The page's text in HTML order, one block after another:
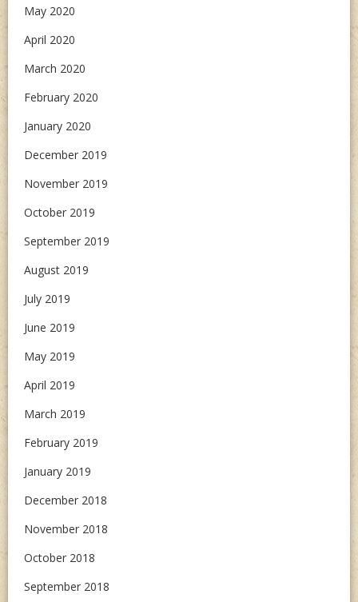
May 2020
April 2020
March 2020
February 2020
January 2020
December 2019
November 2019
October 2019
September 2019
August 2019
July 2019
June 2019
May 2019
April 2019
March 2019
February 2019
January 2019
December 2018
November 2018
October 2018
September 2018